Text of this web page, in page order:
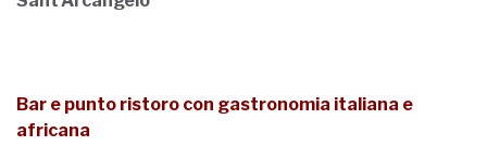
Bar e punto ristoro con gastronomia italiana e
africana